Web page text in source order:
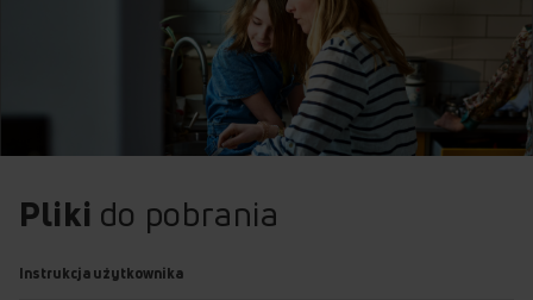
Pliki do pobrania
Instrukcja użytkownika